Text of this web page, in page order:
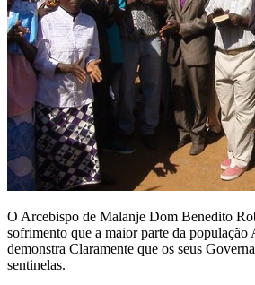
O Arcebispo de Malanje Dom Benedito
sofrimento que a maior parte da
demonstra Claramente que os seus
sentinelas.